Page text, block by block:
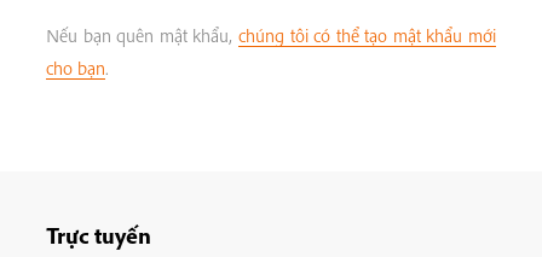
Nếu bạn quên mật khẩu, chúng tôi có thể tạo mật khẩu mới
cho bạn.
Trực tuyến